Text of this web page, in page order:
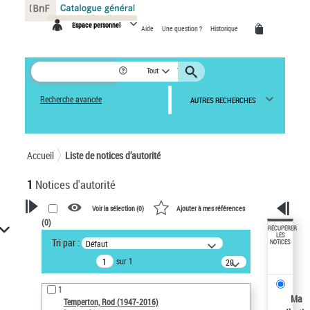
Espace personnel Aide Une question ? Historique
Tout
Recherche avancée AUTRES RECHERCHES
Accueil Liste de notices d’autorité
1 Notices d'autorité
VOTRE RECHERCHE
Recherche avancée dans les
notices d’autorité
Œuvres liées à l'auteur :
Temperton, Rod (1947-2016)
Voir la sélection (0) Ajouter à mes références
(0)
Tri par : Défaut
sur 1
20
résultats/page
1
Temperton, Rod (1947-2016)
RÉCUPÉRER
LES
NOTICES
Ma
Panneau de gestion des cookies